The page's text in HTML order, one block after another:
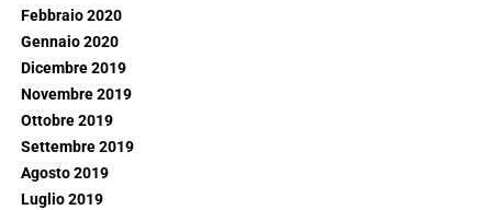
Febbraio 2020
Gennaio 2020
Dicembre 2019
Novembre 2019
Ottobre 2019
Settembre 2019
Agosto 2019
Luglio 2019